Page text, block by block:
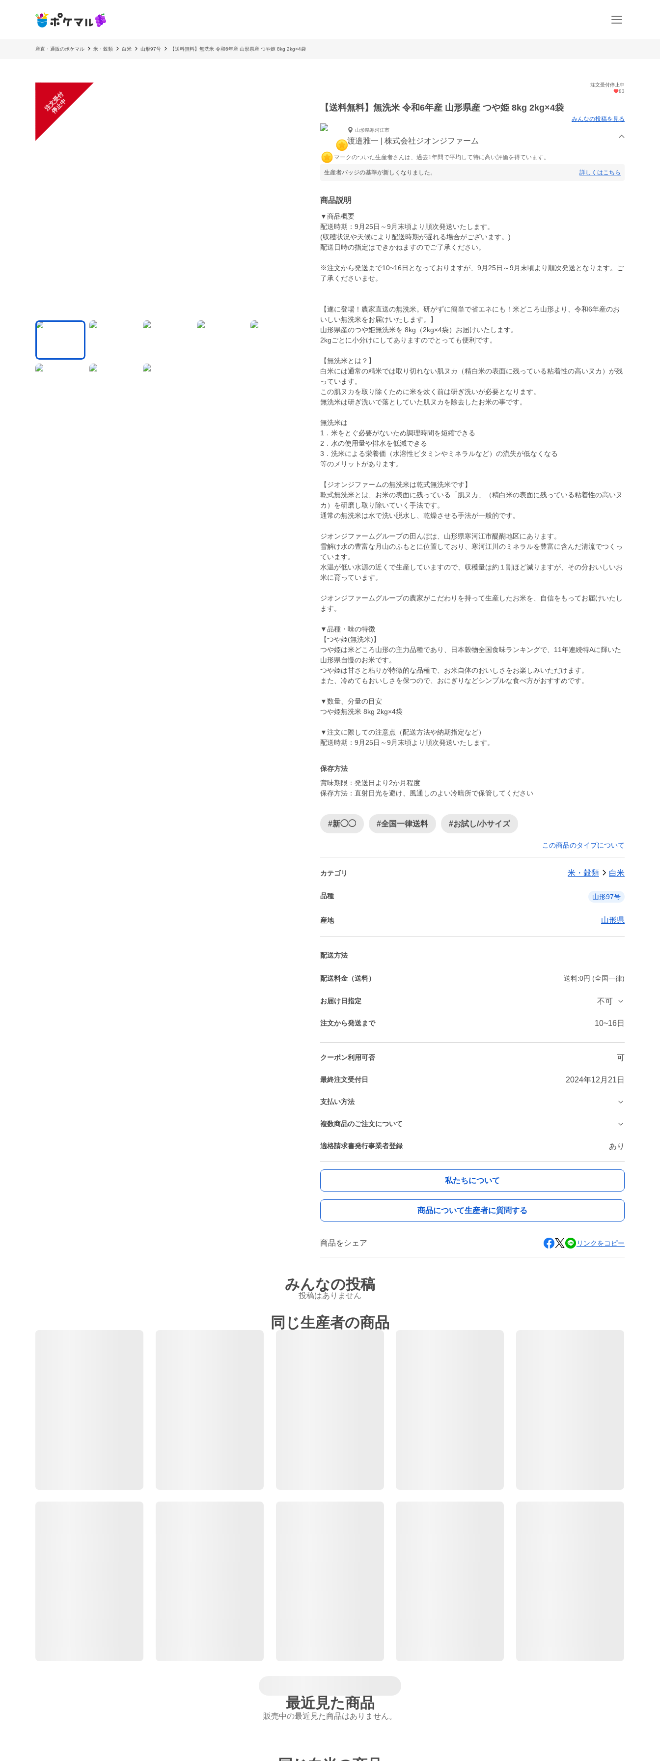
産直・通販のポケマル 米・穀類 白米 山形97号 【送料無料】無洗米 令和6年産 山形県産 つや姫 8kg 2kg×4袋
注
文
受
付
停
止
中
注文受付停止中
83
【送料無料】無洗米 令和6年産 山形県産 つや姫 8kg 2kg×4袋
みんなの投稿を見る
山形県寒河江市
渡邉雅一 | 株式会社ジオンジファーム
マークのついた生産者さんは、過去1年間で平均して特に高い評価を得ています。
生産者バッジの基準が新しくなりました。 詳しくはこちら
商品説明
▼商品概要
配送時期：9月25日～9月末頃より順次発送いたします。
(収穫状況や天候により配送時期が遅れる場合がございます。)
配送日時の指定はできかねますのでご了承ください。
※注文から発送まで10~16日となっておりますが、9月25日～9月末頃より順次発送となります。ご
了承くださいませ。
【遂に登場！農家直送の無洗米。研がずに簡単で省エネにも！米どころ山形より、令和6年産のお
いしい無洗米をお届けいたします。】
山形県産のつや姫無洗米を 8kg（2kg×4袋）お届けいたします。
2kgごとに小分けにしてありますのでとっても便利です。
【無洗米とは？】
白米には通常の精米では取り切れない肌ヌカ（精白米の表面に残っている粘着性の高いヌカ）が残
っています。
この肌ヌカを取り除くために米を炊く前は研ぎ洗いが必要となります。
無洗米は研ぎ洗いで落としていた肌ヌカを除去したお米の事です。
無洗米は
1．米をとぐ必要がないため調理時間を短縮できる
2．水の使用量や排水を低減できる
3．洗米による栄養価（水溶性ビタミンやミネラルなど）の流失が低なくなる
等のメリットがあります。
【ジオンジファームの無洗米は乾式無洗米です】
乾式無洗米とは、お米の表面に残っている「肌ヌカ」（精白米の表面に残っている粘着性の高いヌ
カ）を研磨し取り除いていく手法です。
通常の無洗米は水で洗い脱水し、乾燥させる手法が一般的です。
ジオンジファームグループの田んぼは、山形県寒河江市醍醐地区にあります。
雪解け水の豊富な月山のふもとに位置しており、寒河江川のミネラルを豊富に含んだ清流でつくっ
ています。
水温が低い水源の近くで生産していますので、収穫量は約１割ほど減りますが、その分おいしいお
米に育っています。
ジオンジファームグループの農家がこだわりを持って生産したお米を、自信をもってお届けいたし
ます。
▼品種・味の特徴
【つや姫(無洗米)】
つや姫は米どころ山形の主力品種であり、日本穀物全国食味ランキングで、11年連続特Aに輝いた
山形県自慢のお米です。
つや姫は甘さと粘りが特徴的な品種で、お米自体のおいしさをお楽しみいただけます。
また、冷めてもおいしさを保つので、おにぎりなどシンプルな食べ方がおすすめです。
▼数量、分量の目安
つや姫無洗米 8kg 2kg×4袋
▼注文に際しての注意点（配送方法や納期指定など）
配送時期：9月25日～9月末頃より順次発送いたします。
保存方法
賞味期限：発送日より2か月程度
保存方法：直射日光を避け、風通しのよい冷暗所で保管してください
#新◯◯ #全国一律送料 #お試し/小サイズ
この商品のタイプについて
カテゴリ 米・穀類 白米
品種 山形97号
産地 山形県
配送方法
配送料金（送料） 送料:0円 (全国一律)
お届け日指定 不可
注文から発送まで 10~16日
クーポン利用可否 可
最終注文受付日 2024年12月21日
支払い方法
複数商品のご注文について
適格請求書発行事業者登録 あり
私たちについて
商品について生産者に質問する
商品をシェア リンクをコピー
みんなの投稿
投稿はありません
同じ生産者の商品
最近見た商品
販売中の最近見た商品はありません。